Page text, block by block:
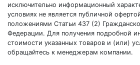
исключительно информационный
условиях не является публичной
положениями Статьи 437 (2)
Федерации. Для получения подробной
стоимости указанных товаров и (или)
обращайтесь к менеджерам компании.